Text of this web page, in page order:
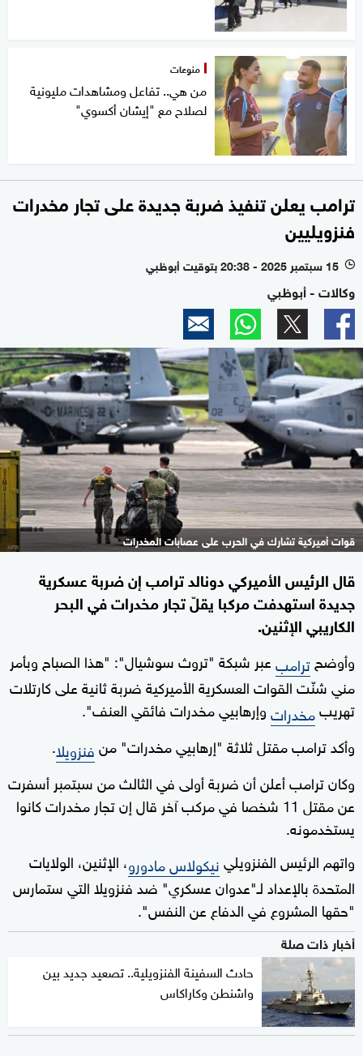
منوعات
من هي.. تفاعل ومشاهدات مليونية
لصلاح مع "إيشان أكسوي"
ترامب يعلن تنفيذ ضربة جديدة على تجار مخدرات
فنزويليين
l 15 سبتمبر 2025 - 20:38 بتوقيت أبوظبي
وكالات - أبوظبي
قوات أميركية تشارك في الحرب على عصابات المخدرات
قال الرئيس الأميركي دونالد ترامب إن ضربة عسكرية
جديدة استهدفت مركبا يقلّ تجار مخدرات في البحر
الكاريبي الإثنين.
وأوضحترامبعبر شبكة "تروث سوشيال": "هذا الصباح وبأمر
مني شنّت القوات العسكرية الأميركية ضربة ثانية على كارتلات
تهريبمخدراتوإرهابيي مخدرات فائقي العنف".
وأكد ترامب مقتل ثلاثة "إرهابيي مخدرات" منفنزويلا.
وكان ترامب أعلن أن ضربة أولى في الثالث من سبتمبر أسفرت
عن مقتل 11 شخصا في مركب آخر قال إن تجار مخدرات كانوا
يستخدمونه.
واتهم الرئيس الفنزويلينيكولاس مادورو، الإثنين، الولايات
المتحدة بالإعداد لـ"عدوان عسكري" ضد فنزويلا التي ستمارس
"حقها المشروع في الدفاع عن النفس".
أخبار ذات صلة
حادث السفينة الفنزويلية.. تصعيد جديد بين
واشنطن وكاراكاس